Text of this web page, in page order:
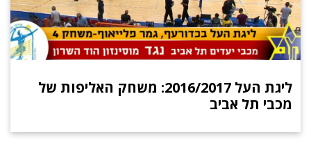
ליגת העל 2016/2017: משחק האליפות של
מכבי תל אביב